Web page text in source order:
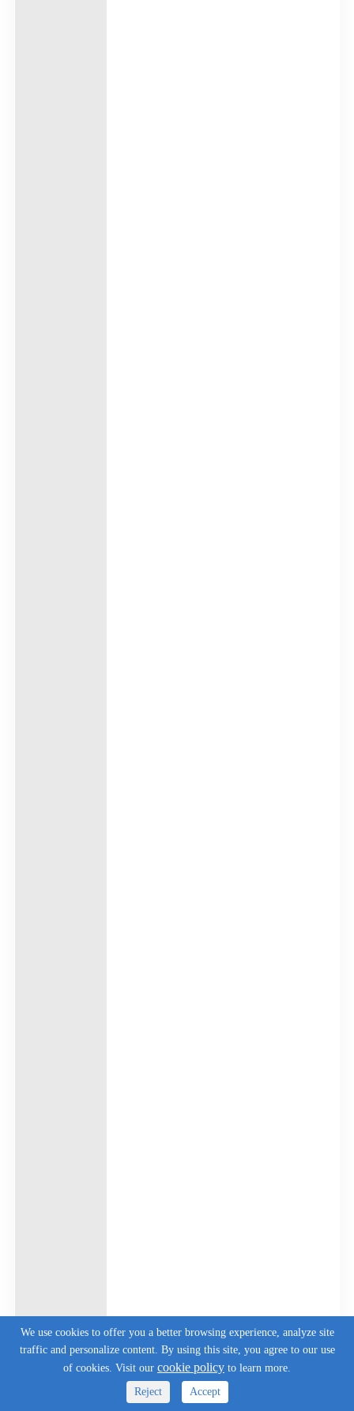
We use cookies to offer you a better browsing experience, analyze site
traffic and personalize content. By using this site, you agree to our use
of cookies. Visit our cookie policy to learn more.
Reject
Accept